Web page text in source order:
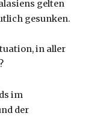
gelten
gesunken.
in aller
im
der